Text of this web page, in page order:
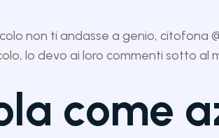
non ti andasse a genio, citofona
lo devo ai loro commenti sotto al
come